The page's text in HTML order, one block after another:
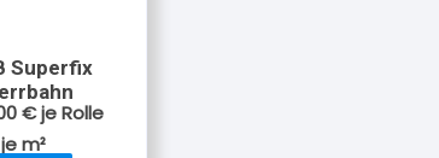
Superfix
€je Rolle
m²